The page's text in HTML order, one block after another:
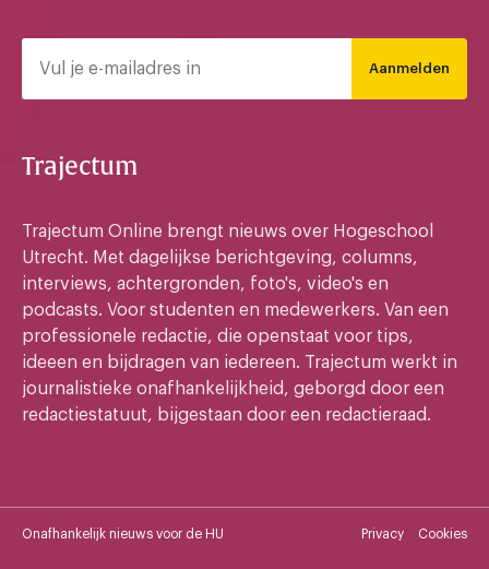
Aanmelden
Trajectum
Trajectum Online brengt nieuws over Hogeschool
Utrecht. Met dagelijkse berichtgeving, columns,
interviews, achtergronden, foto's, video's en
podcasts. Voor studenten en medewerkers. Van een
professionele redactie, die openstaat voor tips,
ideeen en bijdragen van iedereen. Trajectum werkt in
journalistieke onafhankelijkheid, geborgd door een
redactiestatuut, bijgestaan door een redactieraad.
Onafhankelijk nieuws voor de HU Privacy Cookies